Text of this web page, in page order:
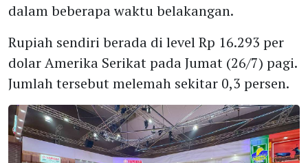
dalam beberapa waktu belakangan.
Rupiah sendiri berada di level Rp 16.293 per
dolar Amerika Serikat pada Jumat (26/7) pagi.
Jumlah tersebut melemah sekitar 0,3 persen.